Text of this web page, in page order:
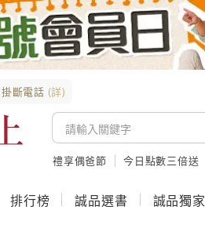
斷電話 (詳)
禮享偶爸節 今日點數三倍送
排行榜 誠品選書 誠品獨家